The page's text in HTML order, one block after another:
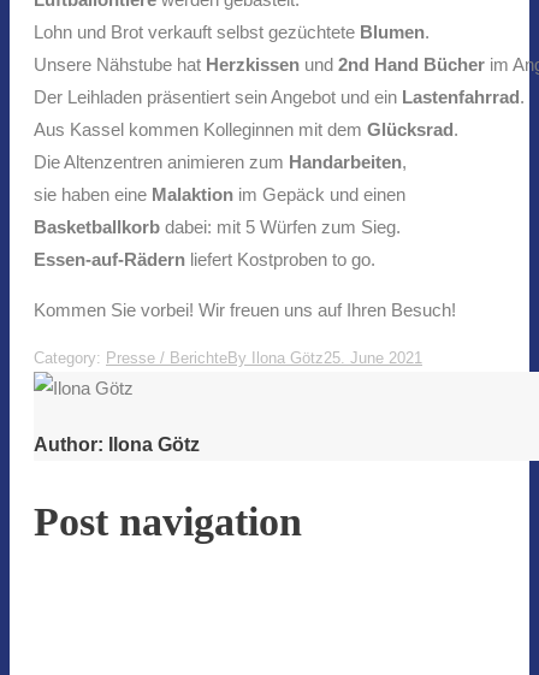
Lohn und Brot verkauft selbst gezüchtete Blumen.
Unsere Nähstube hat Herzkissen und 2nd Hand Bücher im
Der Leihladen präsentiert sein Angebot und ein Lastenfahrrad.
Aus Kassel kommen Kolleginnen mit dem Glücksrad.
Die Altenzentren animieren zum Handarbeiten,
sie haben eine Malaktion im Gepäck und einen
Basketballkorb dabei: mit 5 Würfen zum Sieg.
Essen-auf-Rädern liefert Kostproben to go.
Kommen Sie vorbei! Wir freuen uns auf Ihren Besuch!
Category: Presse / BerichteBy Ilona Götz25. June 2021
Author: Ilona Götz
Post navigation